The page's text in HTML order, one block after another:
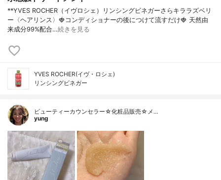
**YVES ROCHER（イヴロシェ）リンシングビネガーさらキララズベリ
ー〈ヘアリンス〉⁡⁡🍓コンディショナーの後につけて流すだけ🍓⁡ 天然由
来成分99%配合…続きを見る
YVES ROCHER(イヴ・ロシェ)
リンシングビネガー
ビューティーカウンセラー☆化粧品販売☆メ…
yung